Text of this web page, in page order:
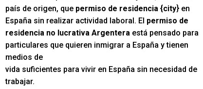
país de origen, que permiso de residencia {city} en
España sin realizar actividad laboral. El permiso de
residencia no lucrativa Argenteraestá pensado para
particulares que quieren inmigrar a España y tienen
medios de
vida suficientes para vivir en España sin necesidad de
trabajar.